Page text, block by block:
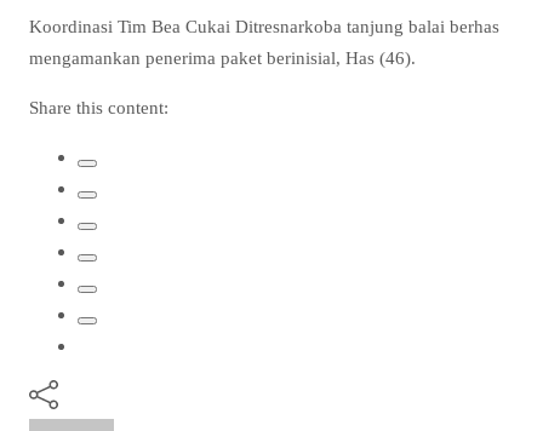
Koordinasi Tim Bea Cukai Ditresnarkoba tanjung balai berhas
mengamankan penerima paket berinisial, Has (46).
Share this content: